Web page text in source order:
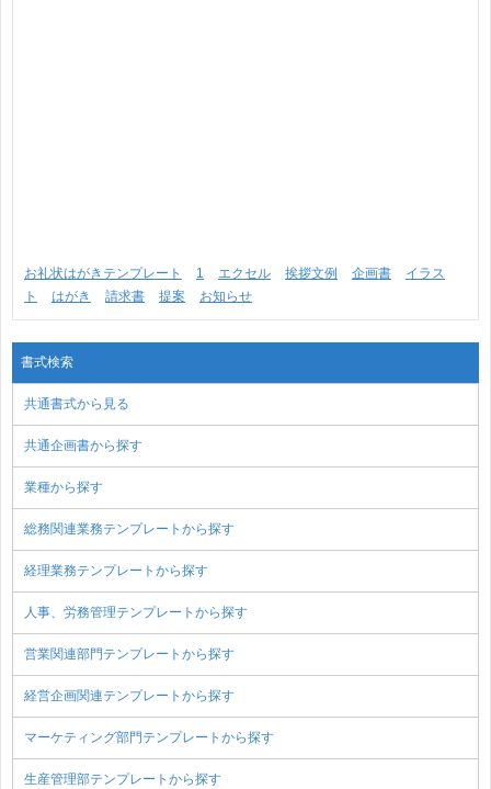
お礼状はがきテンプレート 1 エクセル 挨拶文例 企画書
イラス
ト
はがき 請求書 提案 お知らせ
書式検索
共通書式から見る
共通企画書から探す
業種から探す
総務関連業務テンプレートから探す
経理業務テンプレートから探す
人事、労務管理テンプレートから探す
営業関連部門テンプレートから探す
経営企画関連テンプレートから探す
マーケティング部門テンプレートから探す
生産管理部テンプレートから探す